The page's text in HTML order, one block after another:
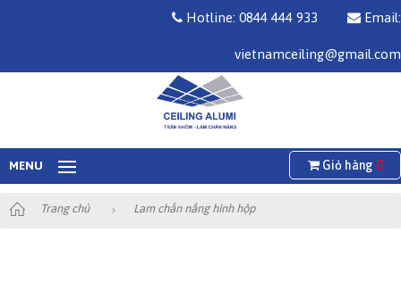
Hotline: 0844 444 933 Email:
vietnamceiling@gmail.com
MENU Giỏ hàng 0
Trang chủ Lam chắn nắng hình hộp